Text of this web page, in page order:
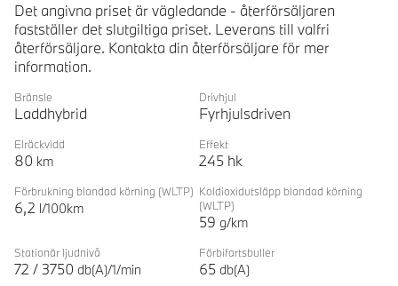
Det angivna priset är vägledande - återförsäljaren
fastställer det slutgiltiga priset. Leverans till valfri
återförsäljare. Kontakta din återförsäljare för mer
information.
Bränsle
Laddhybrid
Drivhjul
Fyrhjulsdriven
Elräckvidd
80 km
Effekt
245 hk
Förbrukning blandad körning (WLTP)
6,2 l/100km
Koldioxidutsläpp blandad körning
(WLTP)
59 g/km
Stationär ljudnivå
72 / 3750 db(A)/1/min
Förbifartsbuller
65 db(A)